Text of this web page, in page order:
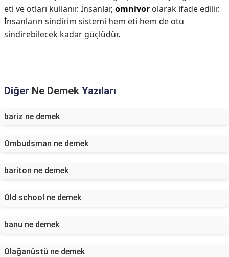
eti ve otları kullanır. İnsanlar, omnivor olarak ifade edilir.
İnsanların sindirim sistemi hem eti hem de otu
sindirebilecek kadar güçlüdür.
Diğer Ne Demek Yazıları
bariz ne demek
Ombudsman ne demek
bariton ne demek
Old school ne demek
banu ne demek
Olağanüstü ne demek